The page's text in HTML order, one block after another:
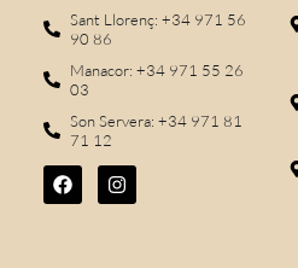
Sant Llorenç: +34 971 56
90 86
Manacor: +34 971 55 26
03
Son Servera: +34 971 81
71 12